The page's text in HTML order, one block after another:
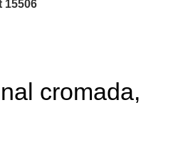
15506
cromada,